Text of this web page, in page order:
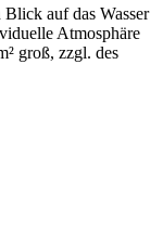
auf das Wasser
Atmosphäre
groß, zzgl. des